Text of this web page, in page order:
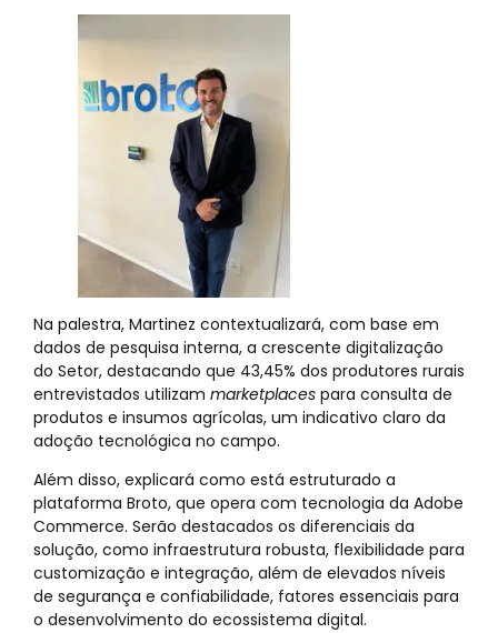
Na palestra, Martinez contextualizará, com base em
dados de pesquisa interna, a crescente digitalização
do Setor, destacando que 43,45% dos produtores rurais
entrevistados utilizam marketplaces para consulta de
produtos e insumos agrícolas, um indicativo claro da
adoção tecnológica no campo.
Além disso, explicará como está estruturado a
plataforma Broto, que opera com tecnologia da Adobe
Commerce. Serão destacados os diferenciais da
solução, como infraestrutura robusta, flexibilidade para
customização e integração, além de elevados níveis
de segurança e confiabilidade, fatores essenciais para
o desenvolvimento do ecossistema digital.